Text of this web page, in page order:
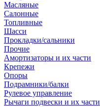
Масляные
Салонные
Топливные
Шасси
Прокладки/сальники
Прочие
Амортизаторы и их части
Крепежи
Опоры
Подрамники/балки
Рулевое управление
Рычаги подвески и их части